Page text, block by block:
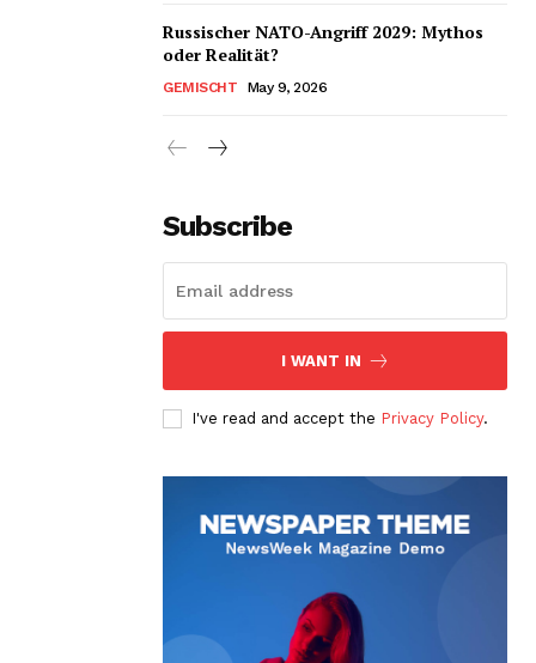
Russischer NATO-Angriff 2029: Mythos
oder Realität?
GEMISCHT May 9, 2026
Subscribe
I WANT IN
I've read and accept the Privacy Policy.